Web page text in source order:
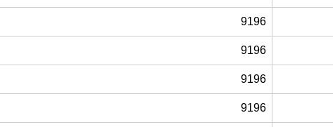
9196
9196
9196
9196